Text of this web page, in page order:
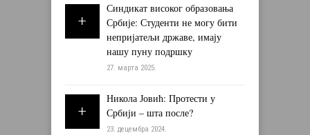
Синдикат високог образовања
Србије: Студенти не могу бити
непријатељи државе, имају
нашу пуну подршку
27. марта 2025.
Никола Јовић: Протести у
Србији – шта после?
23. децембра 2024.